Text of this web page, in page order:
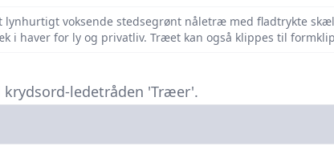
lynhurtigt voksende stedsegrønt nåletræ med fladtrykte
i haver for ly og privatliv. Træet kan også klippes til
krydsord-ledetråden 'Træer'.